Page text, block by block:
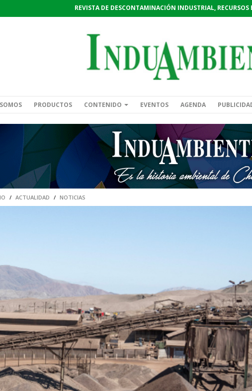
REVISTA DE DESCONTAMINACIÓN INDUSTRIAL,
PRODUCTOS CONTENIDO EVENTOS AGENDA
/ ACTUALIDAD / NOTICIAS